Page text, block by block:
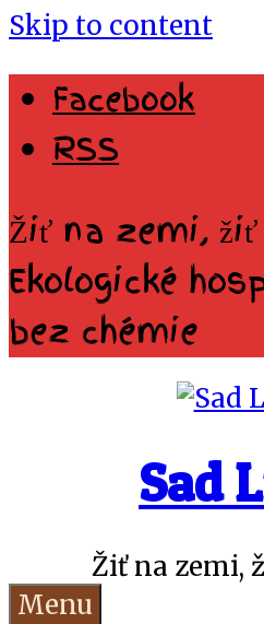
Skip to content
Facebook
RSS
Žiť na zemi,
Ekologické
bez chémie
Sad
Žiť na zemi,
Menu